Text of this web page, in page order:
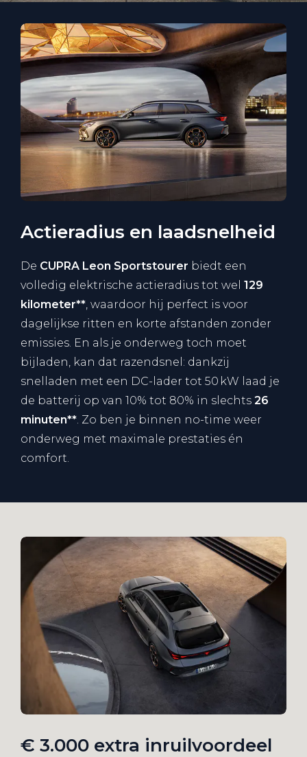
Actieradius en laadsnelheid
De CUPRA Leon Sportstourer biedt een
volledig elektrische actieradius tot wel 129
kilometer**, waardoor hij perfect is voor
dagelijkse ritten en korte afstanden zonder
emissies. En als je onderweg toch moet
bijladen, kan dat razendsnel: dankzij
snelladen met een DC-lader tot 50 kW laad je
de batterij op van 10% tot 80% in slechts 26
minuten**. Zo ben je binnen no-time weer
onderweg met maximale prestaties én
comfort.
€ 3.000 extra inruilvoordeel